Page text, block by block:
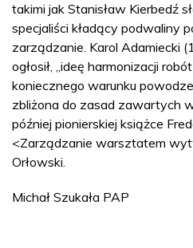
takimi jak Stanisław Kierbedź
specjaliści kładący podwaliny
zarządzanie. Karol Adamiecki
ogłosił, „ideę harmonizacji
koniecznego warunku
zbliżona do zasad zawartych
później pionierskiej książce
<Zarządzanie warsztatem
Orłowski.
Michał Szukała PAP